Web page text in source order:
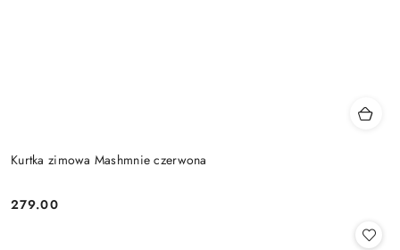
Kurtka zimowa Mashmnie czerwona
Cena:
279.00